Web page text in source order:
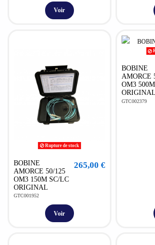
Voir
Rupture de stock
BOBINE
AMORCE 50/125
OM3 150M SC/LC
ORIGINAL
GTC001952
265,00 €
Voir
BOBINE
AMORCE
OM3
ORIGINAL
GTC002379